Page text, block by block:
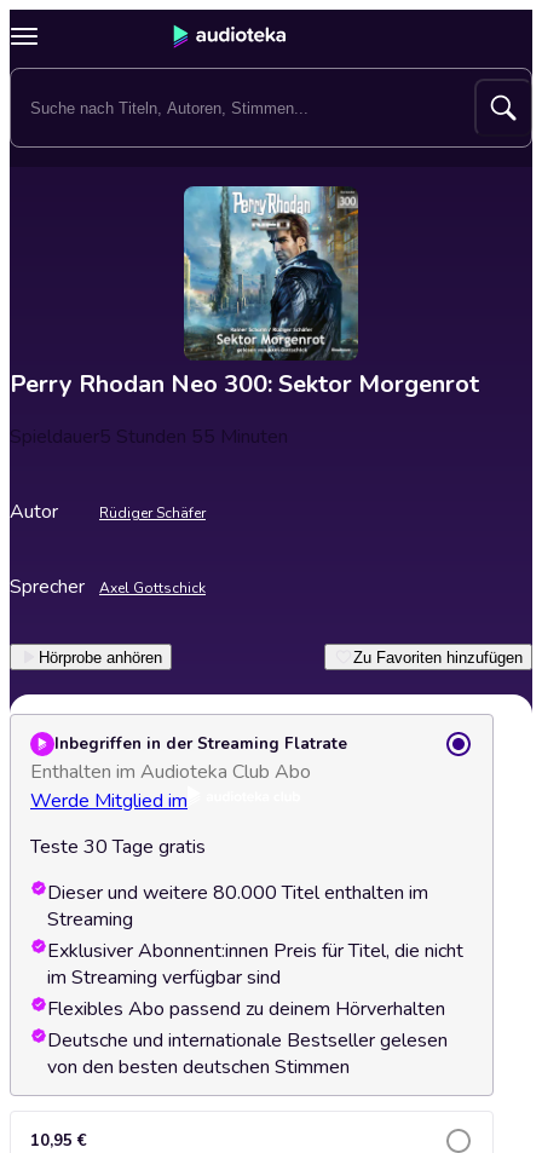
Perry Rhodan Neo 300: Sektor Morgenrot
Spieldauer5 Stunden 55 Minuten
Autor Rüdiger Schäfer
Sprecher Axel Gottschick
Hörprobe anhören Zu Favoriten hinzufügen
Inbegriffen in der Streaming Flatrate
Enthalten im Audioteka Club Abo
Werde Mitglied im
Teste 30 Tage gratis
Dieser und weitere 80.000 Titel enthalten im
Streaming
Exklusiver Abonnent:innen Preis für Titel, die nicht
im Streaming verfügbar sind
Flexibles Abo passend zu deinem Hörverhalten
Deutsche und internationale Bestseller gelesen
von den besten deutschen Stimmen
10,95 €